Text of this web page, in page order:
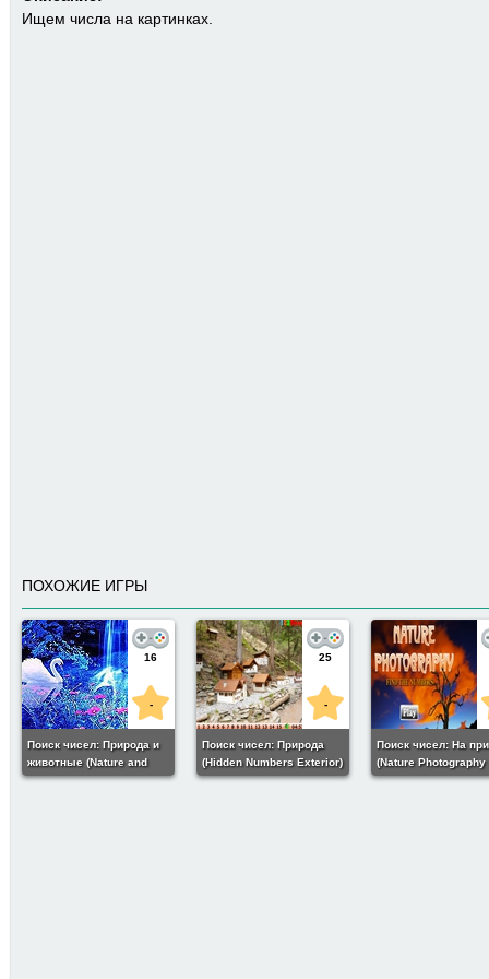
Ищем числа на картинках.
ПОХОЖИЕ ИГРЫ
16
-
Поиск чисел: Природа и
животные (Nature and
animals hidden numbers)
25
-
Поиск чисел: Природа
(Hidden Numbers Exterior)
Поиск чисел: На
(Nature Photography
the Numbers)